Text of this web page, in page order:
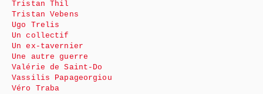
Tristan Thil
Tristan Vebens
Ugo Trelis
Un collectif
Un ex-tavernier
Une autre guerre
Valérie de Saint-Do
Vassilis Papageorgiou
Véro Traba